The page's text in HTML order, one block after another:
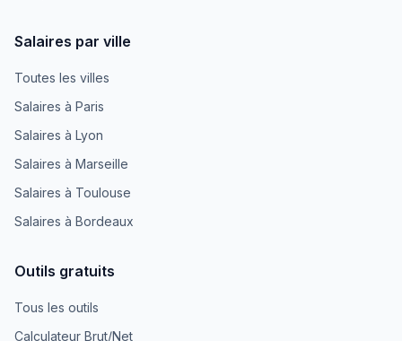
Salaires par ville
Toutes les villes
Salaires à Paris
Salaires à Lyon
Salaires à Marseille
Salaires à Toulouse
Salaires à Bordeaux
Outils gratuits
Tous les outils
Calculateur Brut/Net